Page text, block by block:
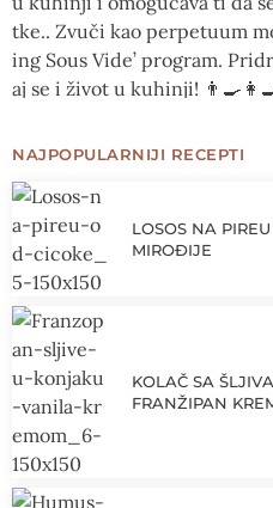
NAJPOPULARNIJI RECEPTI
LOSOS NA
MIROĐIJE
KOLAČ SA
FRANŽIPAN